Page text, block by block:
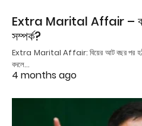
Extra Marital Affair –
সম্পর্ক?
Extra Marital Affair: বিয়ের আট বছর পর হঠাৎ
বদলে…
4 months ago